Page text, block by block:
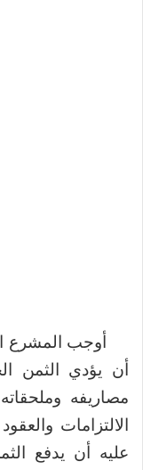
أوجب المشرع
أن يؤدي الثمن
الالتزامات
عليه أن يدفع